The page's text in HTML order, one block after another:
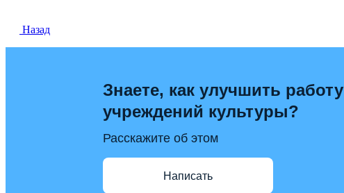
Назад
Знаете, как улучшить работу
учреждений культуры?
Расскажите об этом
Написать